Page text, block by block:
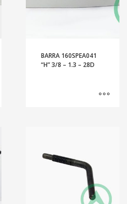
BARRA 160SPEA041
“H” 3/8 – 1.3 – 28D